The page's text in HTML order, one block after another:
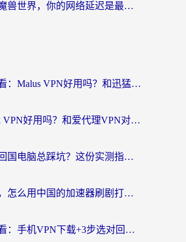
在外国玩魔兽世界，你的网络延迟是最大的敌人
海外党必看：Malus VPN好用吗？和迅猛兔VPN对比哪个回国效果更好？附真实体验与避坑指南
Quickback VPN好用吗？和爱代理VPN对比哪个回国效果更好？
海外翻墙回国电脑总踩坑？这份实测指南帮你选对加速器（附ChickCNinitapMalus对比）
人在韩国，怎么用中国的加速器刷剧打游戏？这份真实体验指南给你答案
海外党必看：手机VPN下载+3步选对回国加速器，无缝刷国内资源不再愁